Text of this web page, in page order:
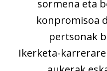
sormena eta
konpromisoa
pertsonak
Ikerketa-